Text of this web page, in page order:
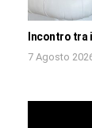
Incontro tra
7 Agosto